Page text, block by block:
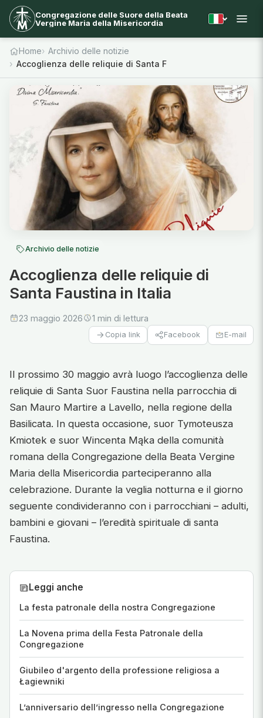
Congregazione delle Suore della Beata
Vergine Maria della Misericordia
Home
Archivio delle notizie
Accoglienza delle reliquie di Santa Faustina in Italia
Archivio delle notizie
Accoglienza delle reliquie di
Santa Faustina in Italia
23 maggio 2026 1 min di lettura
Copia link Facebook E-mail
Il prossimo 30 maggio avrà luogo l’accoglienza delle
reliquie di Santa Suor Faustina nella parrocchia di
San Mauro Martire a Lavello, nella regione della
Basilicata. In questa occasione, suor Tymoteusza
Kmiotek e suor Wincenta Mąka della comunità
romana della Congregazione della Beata Vergine
Maria della Misericordia parteciperanno alla
celebrazione. Durante la veglia notturna e il giorno
seguente condivideranno con i parrocchiani – adulti,
bambini e giovani – l’eredità spirituale di santa
Faustina.
Leggi anche
La festa patronale della nostra Congregazione
La Novena prima della Festa Patronale della
Congregazione
Giubileo d'argento della professione religiosa a
Łagiewniki
L’anniversario dell’ingresso nella Congregazione